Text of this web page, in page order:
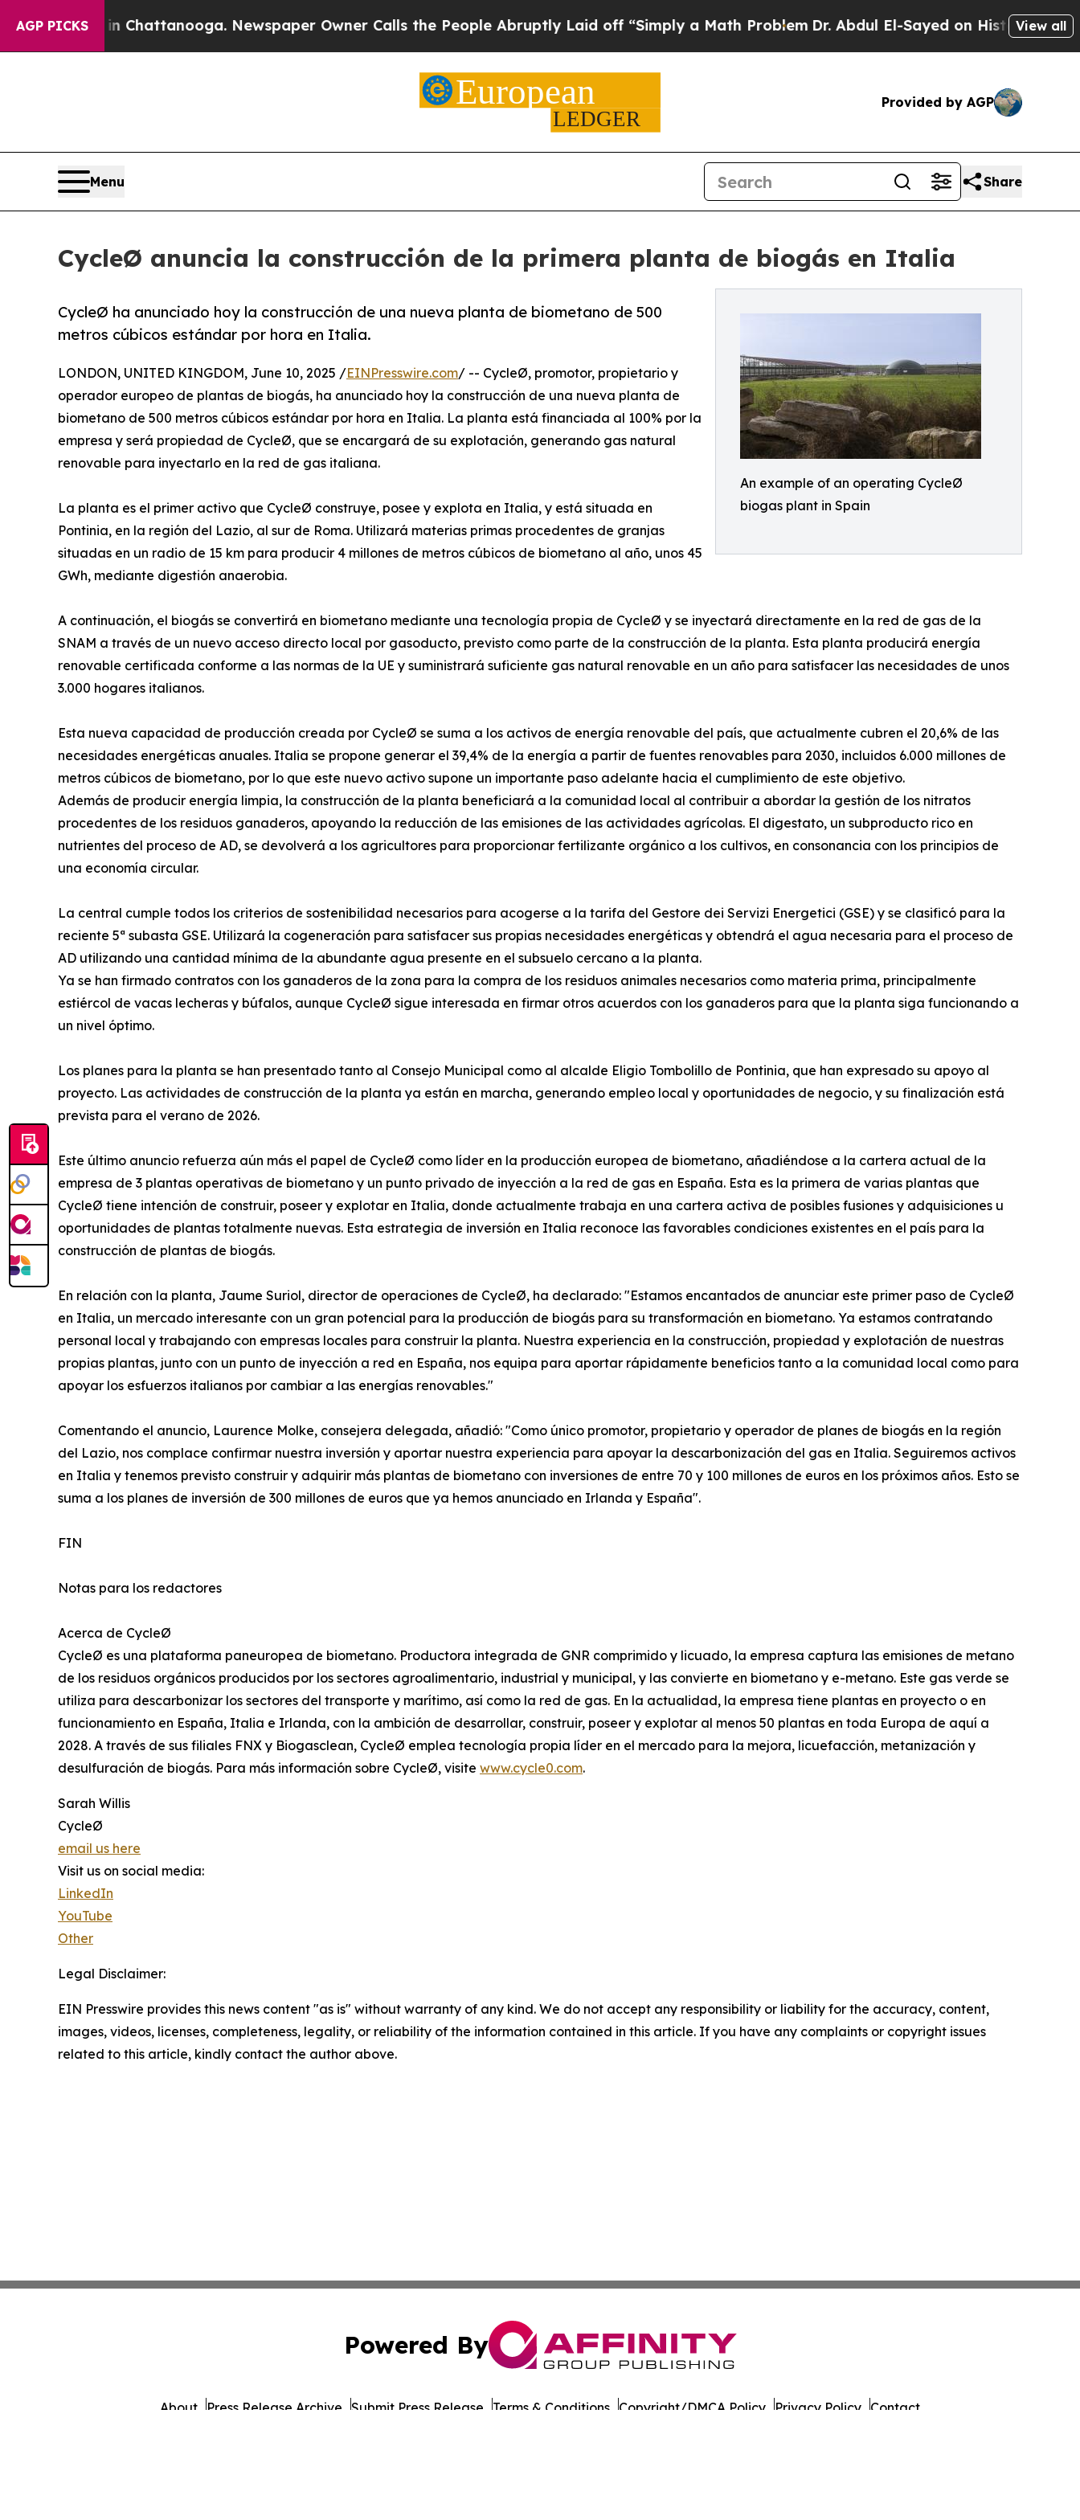
AGP PICKS
in Chattanooga. Newspaper Owner Calls the People Abruptly Laid off “Simply a Math Problem Dr. Abdul El-Sayed on Historic MichiganView all
Provided by AGP
Menu Share
CycleØ anuncia la construcción de la primera planta de biogás en Italia
An example of an operating CycleØ
biogas plant in Spain
CycleØ ha anunciado hoy la construcción de una nueva planta de biometano de 500
metros cúbicos estándar por hora en Italia.
LONDON, UNITED KINGDOM, June 10, 2025 /EINPresswire.com/ -- CycleØ, promotor, propietario y
operador europeo de plantas de biogás, ha anunciado hoy la construcción de una nueva planta de
biometano de 500 metros cúbicos estándar por hora en Italia. La planta está financiada al 100% por la
empresa y será propiedad de CycleØ, que se encargará de su explotación, generando gas natural
renovable para inyectarlo en la red de gas italiana.
La planta es el primer activo que CycleØ construye, posee y explota en Italia, y está situada en
Pontinia, en la región del Lazio, al sur de Roma. Utilizará materias primas procedentes de granjas
situadas en un radio de 15 km para producir 4 millones de metros cúbicos de biometano al año, unos 45
GWh, mediante digestión anaerobia.
A continuación, el biogás se convertirá en biometano mediante una tecnología propia de CycleØ y se inyectará directamente en la red de gas de la
SNAM a través de un nuevo acceso directo local por gasoducto, previsto como parte de la construcción de la planta. Esta planta producirá energía
renovable certificada conforme a las normas de la UE y suministrará suficiente gas natural renovable en un año para satisfacer las necesidades de unos
3.000 hogares italianos.
Esta nueva capacidad de producción creada por CycleØ se suma a los activos de energía renovable del país, que actualmente cubren el 20,6% de las
necesidades energéticas anuales. Italia se propone generar el 39,4% de la energía a partir de fuentes renovables para 2030, incluidos 6.000 millones de
metros cúbicos de biometano, por lo que este nuevo activo supone un importante paso adelante hacia el cumplimiento de este objetivo.
Además de producir energía limpia, la construcción de la planta beneficiará a la comunidad local al contribuir a abordar la gestión de los nitratos
procedentes de los residuos ganaderos, apoyando la reducción de las emisiones de las actividades agrícolas. El digestato, un subproducto rico en
nutrientes del proceso de AD, se devolverá a los agricultores para proporcionar fertilizante orgánico a los cultivos, en consonancia con los principios de
una economía circular.
La central cumple todos los criterios de sostenibilidad necesarios para acogerse a la tarifa del Gestore dei Servizi Energetici (GSE) y se clasificó para la
reciente 5ª subasta GSE. Utilizará la cogeneración para satisfacer sus propias necesidades energéticas y obtendrá el agua necesaria para el proceso de
AD utilizando una cantidad mínima de la abundante agua presente en el subsuelo cercano a la planta.
Ya se han firmado contratos con los ganaderos de la zona para la compra de los residuos animales necesarios como materia prima, principalmente
estiércol de vacas lecheras y búfalos, aunque CycleØ sigue interesada en firmar otros acuerdos con los ganaderos para que la planta siga funcionando a
un nivel óptimo.
Los planes para la planta se han presentado tanto al Consejo Municipal como al alcalde Eligio Tombolillo de Pontinia, que han expresado su apoyo al
proyecto. Las actividades de construcción de la planta ya están en marcha, generando empleo local y oportunidades de negocio, y su finalización está
prevista para el verano de 2026.
Este último anuncio refuerza aún más el papel de CycleØ como líder en la producción europea de biometano, añadiéndose a la cartera actual de la
empresa de 3 plantas operativas de biometano y un punto privado de inyección a la red de gas en España. Esta es la primera de varias plantas que
CycleØ tiene intención de construir, poseer y explotar en Italia, donde actualmente trabaja en una cartera activa de posibles fusiones y adquisiciones u
oportunidades de plantas totalmente nuevas. Esta estrategia de inversión en Italia reconoce las favorables condiciones existentes en el país para la
construcción de plantas de biogás.
En relación con la planta, Jaume Suriol, director de operaciones de CycleØ, ha declarado: "Estamos encantados de anunciar este primer paso de CycleØ
en Italia, un mercado interesante con un gran potencial para la producción de biogás para su transformación en biometano. Ya estamos contratando
personal local y trabajando con empresas locales para construir la planta. Nuestra experiencia en la construcción, propiedad y explotación de nuestras
propias plantas, junto con un punto de inyección a red en España, nos equipa para aportar rápidamente beneficios tanto a la comunidad local como para
apoyar los esfuerzos italianos por cambiar a las energías renovables."
Comentando el anuncio, Laurence Molke, consejera delegada, añadió: "Como único promotor, propietario y operador de planes de biogás en la región
del Lazio, nos complace confirmar nuestra inversión y aportar nuestra experiencia para apoyar la descarbonización del gas en Italia. Seguiremos activos
en Italia y tenemos previsto construir y adquirir más plantas de biometano con inversiones de entre 70 y 100 millones de euros en los próximos años. Esto se
suma a los planes de inversión de 300 millones de euros que ya hemos anunciado en Irlanda y España".
FIN
Notas para los redactores
Acerca de CycleØ
CycleØ es una plataforma paneuropea de biometano. Productora integrada de GNR comprimido y licuado, la empresa captura las emisiones de metano
de los residuos orgánicos producidos por los sectores agroalimentario, industrial y municipal, y las convierte en biometano y e-metano. Este gas verde se
utiliza para descarbonizar los sectores del transporte y marítimo, así como la red de gas. En la actualidad, la empresa tiene plantas en proyecto o en
funcionamiento en España, Italia e Irlanda, con la ambición de desarrollar, construir, poseer y explotar al menos 50 plantas en toda Europa de aquí a
2028. A través de sus filiales FNX y Biogasclean, CycleØ emplea tecnología propia líder en el mercado para la mejora, licuefacción, metanización y
desulfuración de biogás. Para más información sobre CycleØ, visite www.cycle0.com.
Sarah Willis
CycleØ
email us here
Visit us on social media:
LinkedIn
YouTube
Other
Legal Disclaimer:
EIN Presswire provides this news content "as is" without warranty of any kind. We do not accept any responsibility or liability for the accuracy, content,
images, videos, licenses, completeness, legality, or reliability of the information contained in this article. If you have any complaints or copyright issues
related to this article, kindly contact the author above.
Powered By
About Press Release Archive Submit Press Release Terms & Conditions Copyright/DMCA Policy Privacy Policy Contact